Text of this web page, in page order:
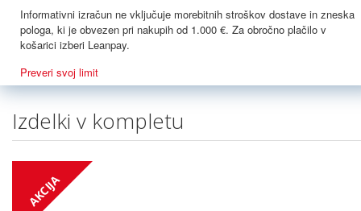
Informativni izračun ne vključuje morebitnih stroškov dostave in zneska
pologa, ki je obvezen pri nakupih od 1.000 €. Za obročno plačilo v
košarici izberi Leanpay.
Preveri svoj limit
Izdelki v kompletu
AKCIJA